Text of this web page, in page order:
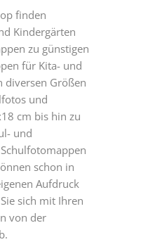
finden
Kindergärten
zu günstigen
für Kita- und
diversen Größen
und
cm bis hin zu
und
schon in
Aufdruck
sich mit Ihren
von der